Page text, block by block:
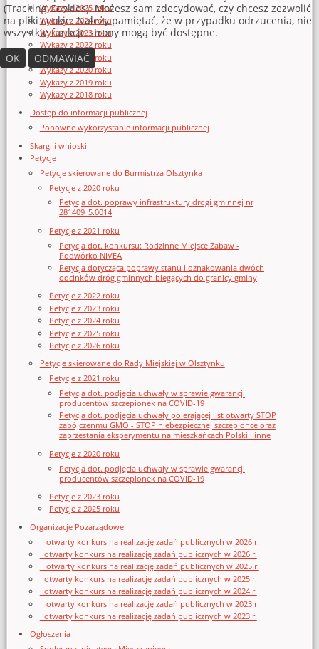
Wykazy z 2025 roku
Wykazy z 2024 roku
Wykazy z 2023 roku
Wykazy z 2022 roku
Wykazy z 2021 roku
Wykazy z 2020 roku
Wykazy z 2019 roku
Wykazy z 2018 roku
Dostęp do informacji publicznej
Ponowne wykorzystanie informacji publicznej
Skargi i wnioski
Petycje
Petycje skierowane do Burmistrza Olsztynka
Petycje z 2020 roku
Petycja dot. poprawy infrastruktury drogi gminnej nr
281409_5.0014
Petycje z 2021 roku
Petycja dot. konkursu: Rodzinne Miejsce Zabaw -
Podwórko NIVEA
Petycja dotycząca poprawy stanu i oznakowania dwóch
odcinków dróg gminnych biegących do granicy gminy
Petycje z 2022 roku
Petycje z 2023 roku
Petycje z 2024 roku
Petycje z 2025 roku
Petycje z 2026 roku
Petycje skierowane do Rady Miejskiej w Olsztynku
Petycje z 2021 roku
Petycja dot. podjęcia uchwały w sprawie gwarancji
producentów szczepionek na COVID-19
Petycja dot. podjęcia uchwały poierającej list otwarty STOP
zabójczenmu GMO - STOP niebezpiecznej szczepionce oraz
zaprzestania eksperymentu na mieszkańcach Polski i inne
Petycje z 2020 roku
Petycja dot. podjęcia uchwały w sprawie gwarancji
producentów szczepionek na COVID-19
Petycje z 2023 roku
Petycje z 2025 roku
Organizacje Pozarządowe
II otwarty konkurs na realizację zadań publicznych w 2026 r.
I otwarty konkurs na realizację zadań publicznych w 2026 r.
II otwarty konkurs na realizację zadań publicznych w 2025 r.
I otwarty konkurs na realizację zadań publicznych w 2025 r.
I otwarty konkurs na realizację zadań publicznych w 2024 r.
II otwarty konkurs na realizację zadań publicznych w 2023 r.
I otwarty konkurs na realizację zadań publicznych w 2023 r.
Ogłoszenia
(Tracking Cookies). Możesz sam zdecydować, czy chcesz zezwolić
na pliki cookie. Należy pamiętać, że w przypadku odrzucenia, nie
wszystkie funkcje strony mogą być dostępne.
OK
ODMAWIAĆ